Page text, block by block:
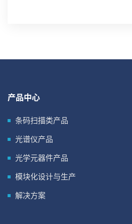
产品中心
条码扫描类产品
光谱仪产品
光学元器件产品
模块化设计与生产
解决方案